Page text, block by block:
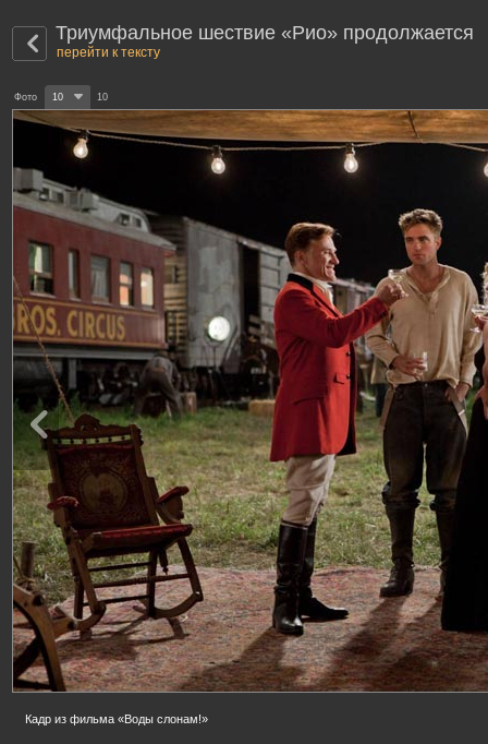
Триумфальное шествие «Рио» продолжается
перейти к тексту
Фото 10 10
Кадр из фильма «Воды слонам!»